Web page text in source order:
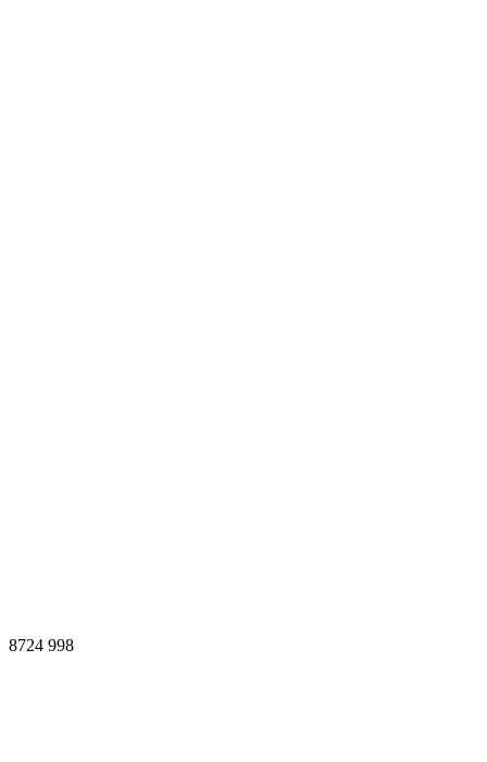
8724 998